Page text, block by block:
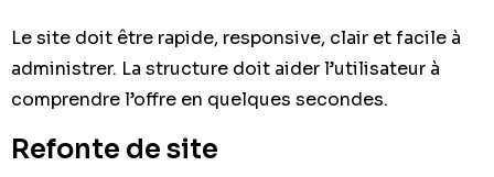
Le site doit être rapide, responsive, clair et facile à
administrer. La structure doit aider l’utilisateur à
comprendre l’offre en quelques secondes.
Refonte de site